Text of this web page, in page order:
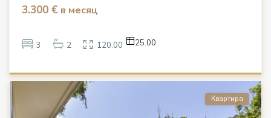
3.300 € в месяц
3 2 120.00 25.00
Квартира